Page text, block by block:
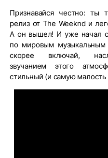
Признавайся честно:
релиз от The Weeknd и
А он вышел! И уже начал
по мировым
скорее включай,
звучанием этого
стильный (и самую